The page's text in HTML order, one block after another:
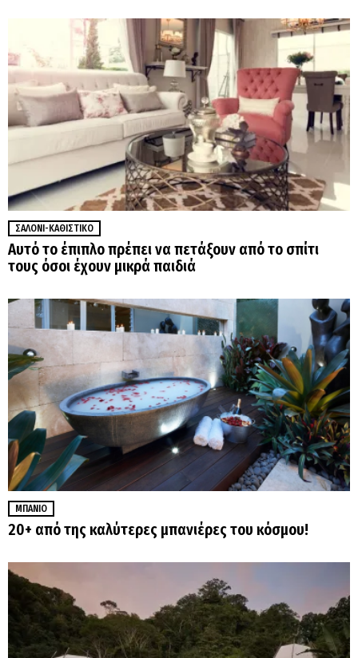
ΣΑΛΌΝΙ-ΚΑΘΙΣΤΙΚΌ
Αυτό το έπιπλο πρέπει να πετάξουν από το σπίτι
τους όσοι έχουν μικρά παιδιά
ΜΠΆΝΙΟ
20+ από της καλύτερες μπανιέρες του κόσμου!